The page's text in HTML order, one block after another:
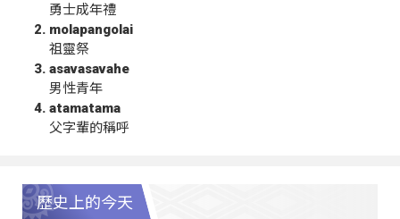
勇士成年禮
molapangolai
祖靈祭
asavasavahe
男性青年
atamatama
父字輩的稱呼
歷史上的今天